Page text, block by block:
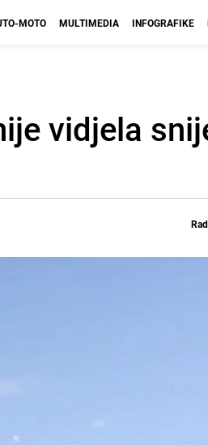
MOTO MULTIMEDIA INFOGRAFIKE
vidjela